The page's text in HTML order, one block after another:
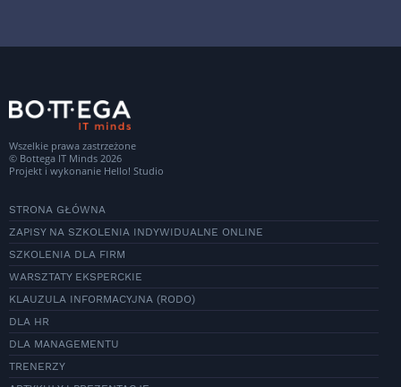
Wszelkie prawa zastrzeżone
© Bottega IT Minds 2026
Projekt i wykonanie Hello! Studio
STRONA GŁÓWNA
ZAPISY NA SZKOLENIA INDYWIDUALNE ONLINE
SZKOLENIA DLA FIRM
WARSZTATY EKSPERCKIE
KLAUZULA INFORMACYJNA (RODO)
DLA HR
DLA MANAGEMENTU
TRENERZY